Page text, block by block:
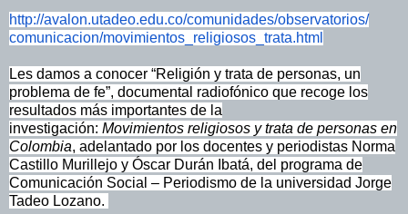
http://avalon.utadeo.edu.co/comunidades/observatorios/
comunicacion/movimientos_ religiosos_trata.html
Les damos a conocer “Religión y trata de personas, un
problema de fe”, documental radiofónico que recoge los
resultados más importantes de la
investigación: Movimientos religiosos y trata de personas en
Colombia, adelantado por los docentes y periodistas Norma
Castillo Murillejo y Óscar Durán Ibatá, del programa de
Comunicación Social – Periodismo de la universidad Jorge
Tadeo Lozano.